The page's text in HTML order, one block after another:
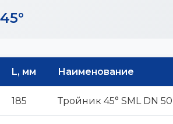
L, мм Наименование
185 Тройник 45° SML DN